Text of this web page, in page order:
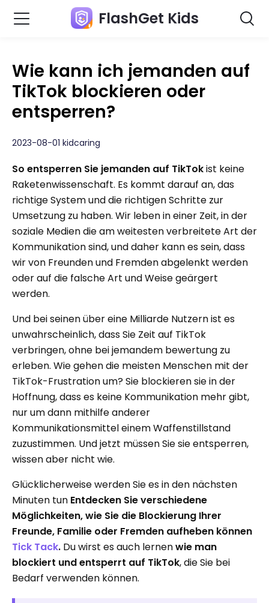
FlashGet Kids
Wie kann ich jemanden auf
TikTok blockieren oder
entsperren?
2023-08-01 kidcaring
So entsperren Sie jemanden auf TikTokist keine
Raketenwissenschaft. Es kommt darauf an, das
richtige System und die richtigen Schritte zur
Umsetzung zu haben. Wir leben in einer Zeit, in der
soziale Medien die am weitesten verbreitete Art der
Kommunikation sind, und daher kann es sein, dass
wir von Freunden und Fremden abgelenkt werden
oder auf die falsche Art und Weise geärgert
werden.
Und bei seinen über eine Milliarde Nutzern ist es
unwahrscheinlich, dass Sie Zeit auf TikTok
verbringen, ohne bei jemandem bewertung zu
erleben. Wie gehen die meisten Menschen mit der
TikTok-Frustration um? Sie blockieren sie in der
Hoffnung, dass es keine Kommunikation mehr gibt,
nur um dann mithilfe anderer
Kommunikationsmittel einem Waffenstillstand
zuzustimmen. Und jetzt müssen Sie sie entsperren,
wissen aber nicht wie.
Glücklicherweise werden Sie es in den nächsten
Minuten tun Entdecken Sie verschiedene
Möglichkeiten, wie Sie die Blockierung Ihrer
Freunde, Familie oder Fremden aufheben können
Tick ​​Tack. Du wirst es auch lernenwie man
blockiert und entsperrt auf TikTok, die Sie bei
Bedarf verwenden können.